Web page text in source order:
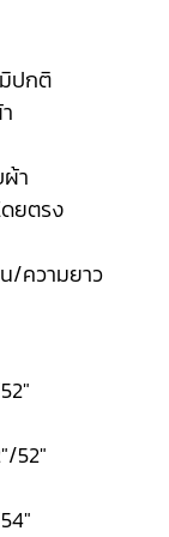
ปกติ
า
ยตรง
/ความยาว
52"